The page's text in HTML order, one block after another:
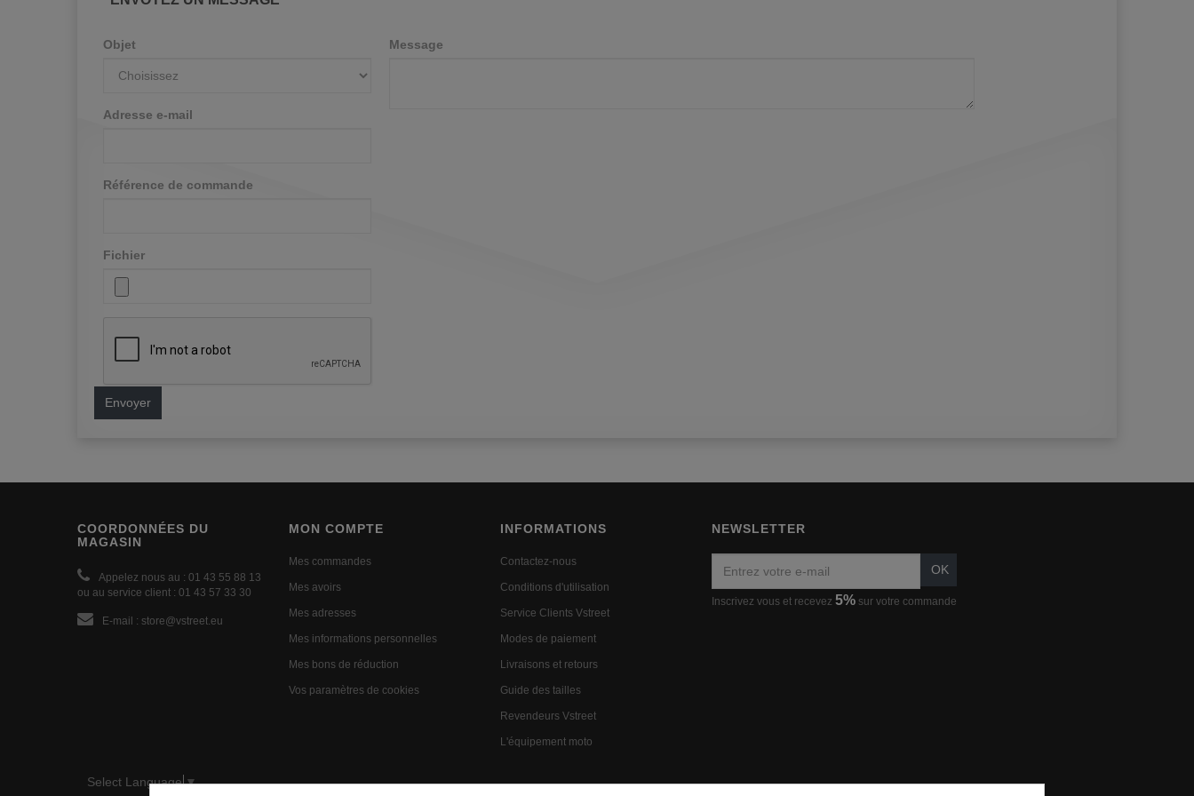
Objet
Adresse e-mail
Référence de commande
Fichier
Message
Envoyer
COORDONNÉES DU
MAGASIN
Appelez nous au : 01 43 55 88 13
ou au service client : 01 43 57 33 30
E-mail : store@vstreet.eu
MON COMPTE
Mes commandes
Mes avoirs
Mes adresses
Mes informations personnelles
Mes bons de réduction
Vos paramètres de cookies
INFORMATIONS
Contactez-nous
Conditions d'utilisation
Service Clients Vstreet
Modes de paiement
Livraisons et retours
Guide des tailles
Revendeurs Vstreet
L'équipement moto
NEWSLETTER
OK
Inscrivez vous et recevez 5% sur votre commande
Select Language▼